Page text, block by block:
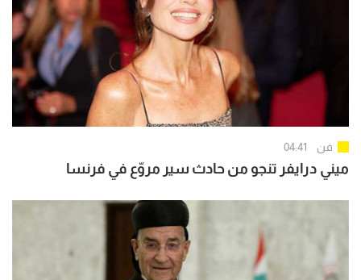
فن 04:41
ميني درايفر تنجو من حادث سير مروّع في فرنسا